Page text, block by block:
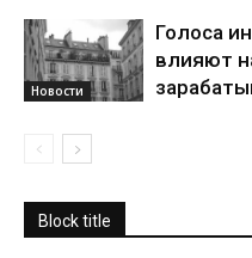
Новости
Голоса
влияют
Block title